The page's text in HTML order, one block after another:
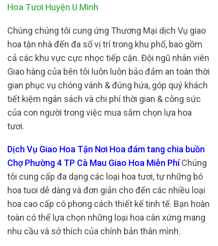
Hoa Tươi Huyện U Minh
Chúng chúng tôi cung ứng Thương Mại dịch Vụ giao
hoa tận nhà đến đa số vị trí trong khu phố, bao gồm
cả các khu vực cực nhọc tiếp cận. Đội ngũ nhân viên
Giao hàng của bên tôi luôn luôn bảo đảm an toàn thời
gian phục vụ chóng vánh & đúng hứa, góp quý khách
tiết kiệm ngân sách và chi phí thời gian & công sức
của con người trong việc mua sắm chọn lựa hoa
tươi.
Dịch Vụ Giao Hoa Tận Nơi Hoa đám tang chia buồn
Chợ Phường 4 TP Cà Mau Giao Hoa Miễn PhíChúng
tôi cung cấp đa dạng các loại hoa tươi, tự những bó
hoa tuoi dễ dàng và đơn giản cho đến các nhiều loại
hoa cao cấp có phong cách thiết kế tinh tế. Bạn hoàn
toàn có thể lựa chọn những loại hoa cân xứng mang
nhu cầu và sở thích của chính bản thân mình.